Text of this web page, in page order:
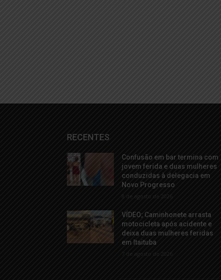
RECENTES
Confusão em bar termina com
jovem ferida e duas mulheres
conduzidas à delegacia em
Novo Progresso
8 de agosto de 2026
VÍDEO; Caminhonete arrasta
motocicleta após acidente e
deixa duas mulheres feridas
em Itaituba
7 de agosto de 2026